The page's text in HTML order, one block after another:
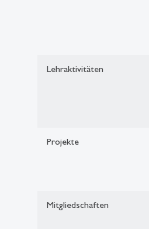
Lehraktivitäten
Projekte
Mitgliedschaften